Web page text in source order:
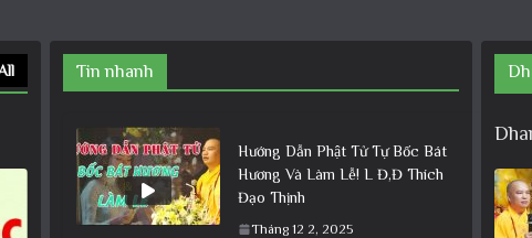
Tin nhanh
Hướng Dẫn Phật Tử Tự Bốc Bát
Hương Và Làm Lễ! L Đ,Đ Thích
Đạo Thịnh
Tháng 12 2, 2025